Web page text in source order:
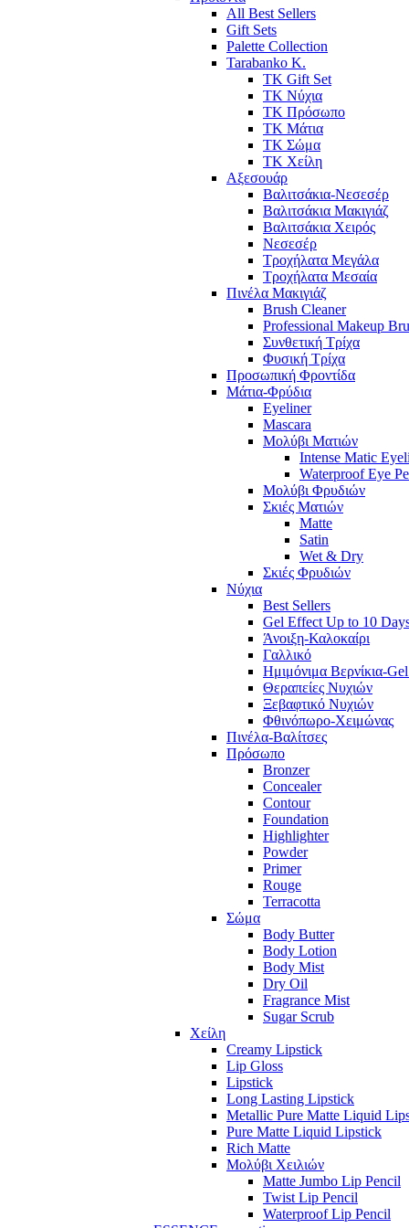
All Best Sellers
Gift Sets
Palette Collection
Tarabanko K.
TK Gift Set
TK Νύχια
TK Πρόσωπο
ΤΚ Μάτια
ΤΚ Σώμα
ΤΚ Χείλη
Αξεσουάρ
Βαλιτσάκια-Νεσεσέρ
Βαλιτσάκια Μακιγιάζ
Βαλιτσάκια Χειρός
Νεσεσέρ
Τροχήλατα Μεγάλα
Τροχήλατα Μεσαία
Πινέλα Μακιγιάζ
Brush Cleaner
Professional Makeup
Συνθετική Τρίχα
Φυσική Τρίχα
Προσωπική Φροντίδα
Μάτια-Φρύδια
Eyeliner
Mascara
Μολύβι Ματιών
Intense Matic
Waterproof Eye
Μολύβι Φρυδιών
Σκιές Ματιών
Matte
Satin
Wet & Dry
Σκιές Φρυδιών
Νύχια
Best Sellers
Gel Effect Up to 10
Άνοιξη-Καλοκαίρι
Γαλλικό
Ημιμόνιμα Βερνίκια-
Θεραπείες Νυχιών
Ξεβαφτικό Νυχιών
Φθινόπωρο-Χειμώνας
Πινέλα-Βαλίτσες
Πρόσωπο
Bronzer
Concealer
Contour
Foundation
Highlighter
Powder
Primer
Rouge
Terracotta
Σώμα
Body Butter
Body Lotion
Body Mist
Dry Oil
Fragrance Mist
Sugar Scrub
Χείλη
Creamy Lipstick
Lip Gloss
Lipstick
Long Lasting Lipstick
Metallic Pure Matte Liquid
Pure Matte Liquid Lipstick
Rich Matte
Μολύβι Χειλιών
Matte Jumbo Lip Pencil
Twist Lip Pencil
Waterproof Lip Pencil